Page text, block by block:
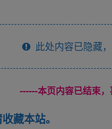
此处内容已隐藏
------本页内容已结束
藏本站。